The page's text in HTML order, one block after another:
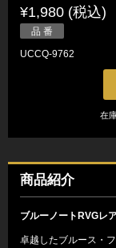
¥1,980 (税込)
品 番
UCCQ-9762
在
商品紹介
ブルーノートRVGレ
卓越したブルース・